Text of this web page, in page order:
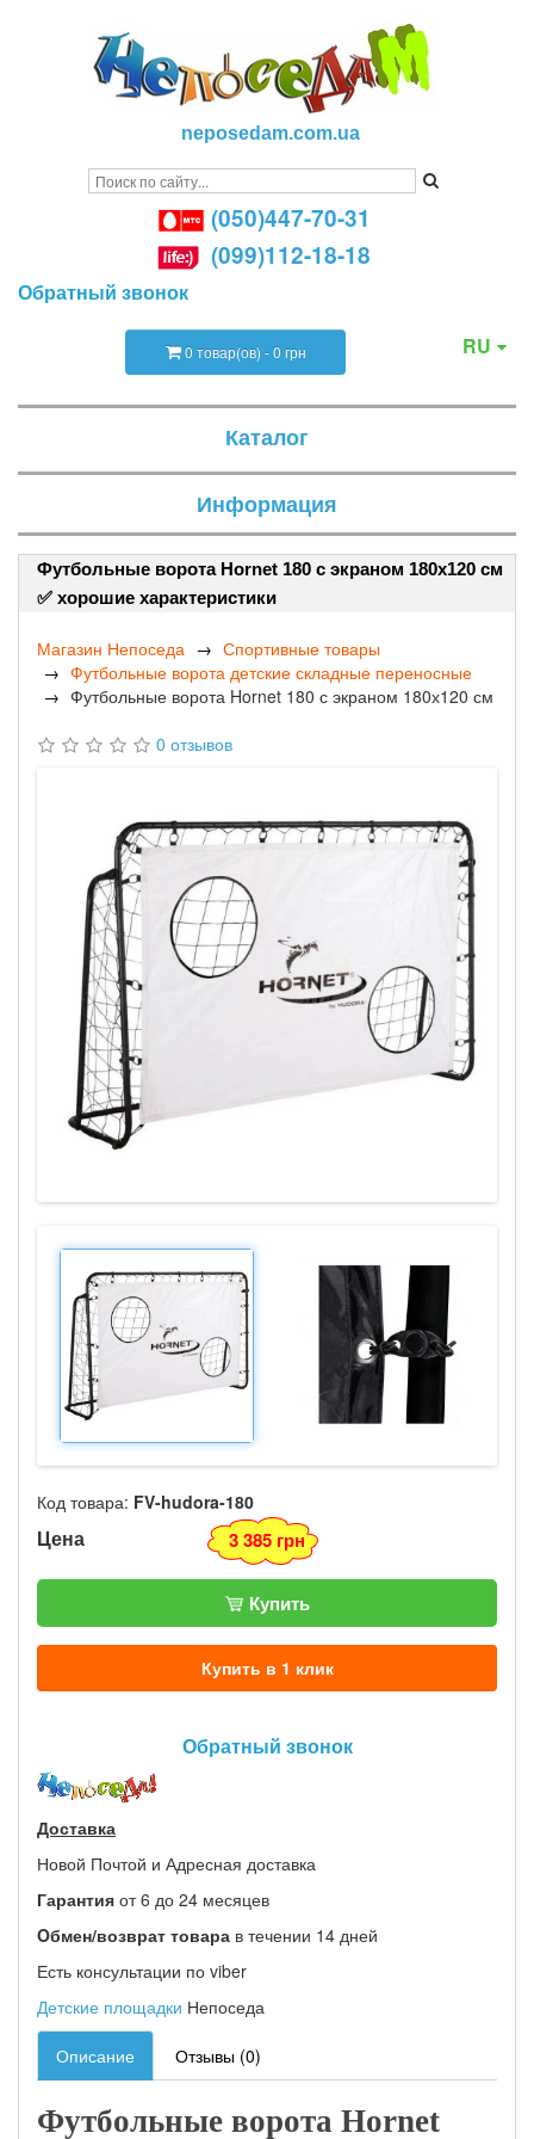
neposedam.com.ua
(050)447-70-31
(099)112-18-18
Обратный звонок
RU
0 товар(ов) - 0 грн
Каталог
Информация
Футбольные ворота Hornet 180 с экраном 180х120 см
✅ хорошие характеристики
Магазин Непоседа
Спортивные товары
Футбольные ворота детские складные переносные
Футбольные ворота Hornet 180 с экраном 180х120 см
0 отзывов
Код товара: FV-hudora-180
Цена 3 385 грн
Купить
Купить в 1 клик
Обратный звонок
Доставка
Новой Почтой и Адресная доставка
Гарантия от 6 до 24 месяцев
Oбмен/возврат товара в течении 14 дней
Есть консультации по viber
Детские площадки Непоседа
Описание Отзывы (0)
Футбольные ворота Hornet